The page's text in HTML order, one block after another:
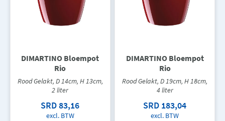
DIMARTINO Bloempot
Rio
Rood Gelakt, D 14cm, H 13cm,
2 liter
SRD 83,16
excl. BTW
DIMARTINO Bloempot
Rio
Rood Gelakt, D 19cm, H 18cm,
4 liter
SRD 183,04
excl. BTW